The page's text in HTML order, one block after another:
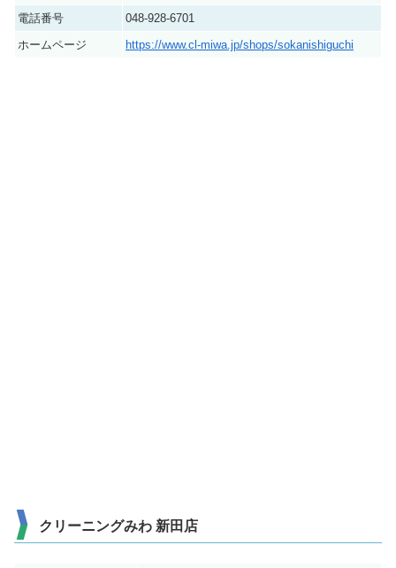
電話番号
048-928-6701
ホームページ
https://www.cl-miwa.jp/shops/sokanishiguchi
クリーニングみわ 新田店